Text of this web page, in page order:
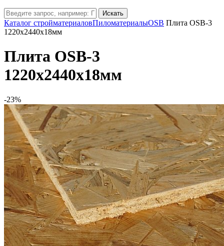
Искать
Каталог стройматериаловПиломатериалыOSB Плита OSB-3
1220х2440х18мм
Плита OSB-3
1220х2440х18мм
-23%